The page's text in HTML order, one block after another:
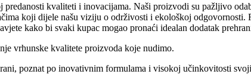
predanosti kvaliteti i inovacijama. Naši proizvodi su pažljivo
koji dijele našu viziju o održivosti i ekološkoj
kako bi svaki kupac mogao pronaći idealan dodatak
vrhunske kvalitete proizvoda koje nudimo.
poznat po inovativnim formulama i visokoj učinkovitosti